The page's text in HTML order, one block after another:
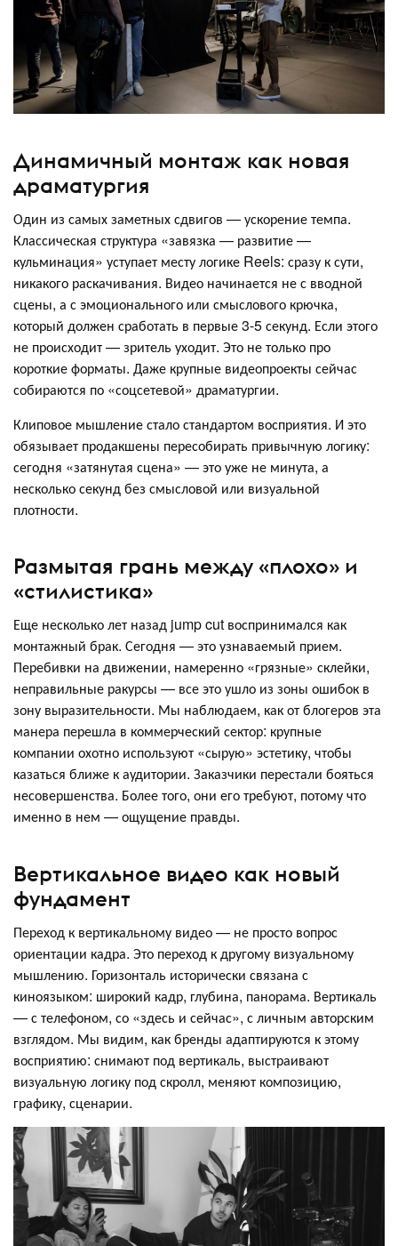
Динамичный монтаж как новая
драматургия
Один из самых заметных сдвигов — ускорение темпа.
Классическая структура «завязка — развитие —
кульминация» уступает месту логике Reels: сразу к сути,
никакого раскачивания. Видео начинается не с вводной
сцены, а с эмоционального или смыслового крючка,
который должен сработать в первые 3-5 секунд. Если этого
не происходит — зритель уходит. Это не только про
короткие форматы. Даже крупные видеопроекты сейчас
собираются по «соцсетевой» драматургии.
Клиповое мышление стало стандартом восприятия. И это
обязывает продакшены пересобирать привычную логику:
сегодня «затянутая сцена» — это уже не минута, а
несколько секунд без смысловой или визуальной
плотности.
Размытая грань между «плохо» и
«стилистика»
Еще несколько лет назад jump cut воспринимался как
монтажный брак. Сегодня — это узнаваемый прием.
Перебивки на движении, намеренно «грязные» склейки,
неправильные ракурсы — все это ушло из зоны ошибок в
зону выразительности. Мы наблюдаем, как от блогеров эта
манера перешла в коммерческий сектор: крупные
компании охотно используют «сырую» эстетику, чтобы
казаться ближе к аудитории. Заказчики перестали бояться
несовершенства. Более того, они его требуют, потому что
именно в нем — ощущение правды.
Вертикальное видео как новый
фундамент
Переход к вертикальному видео — не просто вопрос
ориентации кадра. Это переход к другому визуальному
мышлению. Горизонталь исторически связана с
киноязыком: широкий кадр, глубина, панорама. Вертикаль
— с телефоном, со «здесь и сейчас», с личным авторским
взглядом. Мы видим, как бренды адаптируются к этому
восприятию: снимают под вертикаль, выстраивают
визуальную логику под скролл, меняют композицию,
графику, сценарии.